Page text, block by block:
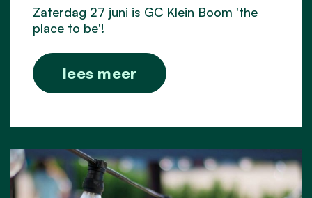
Zaterdag 27 juni is GC Klein Boom 'the
place to be'!
lees meer